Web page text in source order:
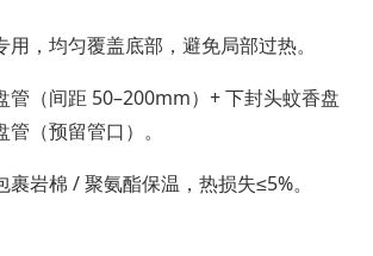
用，均匀覆盖底部，避免局部过热。
管（间距 50–200mm）+ 下封头蚊香盘
（预留管口）。
裹岩棉 / 聚氨酯保温，热损失≤5%。